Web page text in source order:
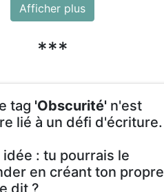
Afficher plus
***
tag 'Obscurité' n'est
lié à un défi d'écriture.
idée : tu pourrais le
en créant ton propre
dit ?